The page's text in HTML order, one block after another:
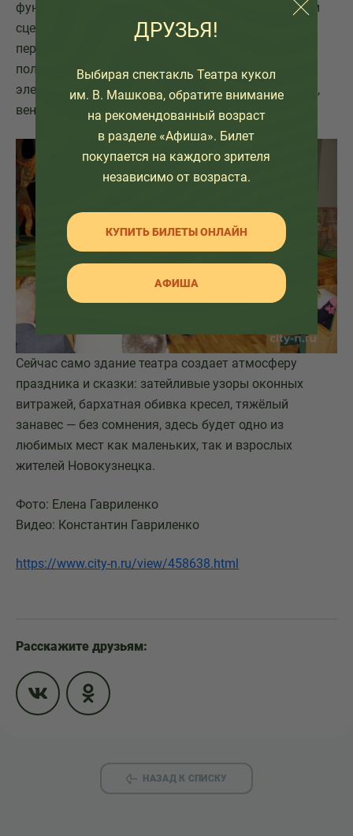
фундаментов под колонны, обустройство гребёнки
сцены и водопроводной камеры, монтаж кровли и
перекрытий, штукатурка внутренних помещений,
полная замена пола и внутренних систем
электроснабжения, водоснабжения и канализации,
вентиляции и отопления.
Сейчас само здание театра создает атмосферу
праздника и сказки: затейливые узоры оконных
витражей, бархатная обивка кресел, тяжёлый
занавес — без сомнения, здесь будет одно из
любимых мест как маленьких, так и взрослых
жителей Новокузнецка.
Фото: Елена Гавриленко
Видео: Константин Гавриленко
https://www.city-n.ru/view/458638.html
Расскажите друзьям:
НАЗАД К СПИСКУ
ДРУЗЬЯ!
Выбирая спектакль Театра кукол
им. В. Машкова, обратите внимание
на рекомендованный возраст
в разделе «Афиша». Билет
покупается на каждого зрителя
независимо от возраста.
КУПИТЬ БИЛЕТЫ ОНЛАЙН
АФИША